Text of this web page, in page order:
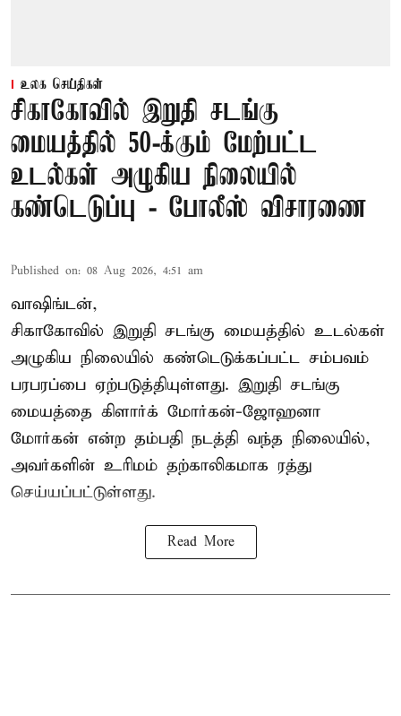
உலக செய்திகள்
சிகாகோவில் இறுதி சடங்கு
மையத்தில் 50-க்கும் மேற்பட்ட
உடல்கள் அழுகிய நிலையில்
கண்டெடுப்பு - போலீஸ் விசாரணை
Published on: 08 Aug 2026, 4:51 am
வாஷிங்டன்,
சிகாகோவில் இறுதி சடங்கு மையத்தில் உடல்கள்
அழுகிய நிலையில் கண்டெடுக்கப்பட்ட சம்பவம்
பரபரப்பை ஏற்படுத்தியுள்ளது. இறுதி சடங்கு
மையத்தை கிளார்க் மோர்கன்-ஜோஹனா
மோர்கன் என்ற தம்பதி நடத்தி வந்த நிலையில்,
அவர்களின் உரிமம் தற்காலிகமாக ரத்து
செய்யப்பட்டுள்ளது.
Read More